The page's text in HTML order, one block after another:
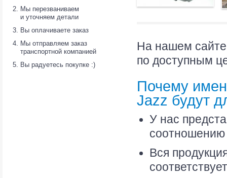
Мы перезваниваем
и уточняем детали
Вы оплачиваете заказ
Мы отправляем заказ
транспортной компанией
Вы радуетесь покупке :)
На нашем
по доступным
Почему
Jazz будут
У нас
соотношению
Вся